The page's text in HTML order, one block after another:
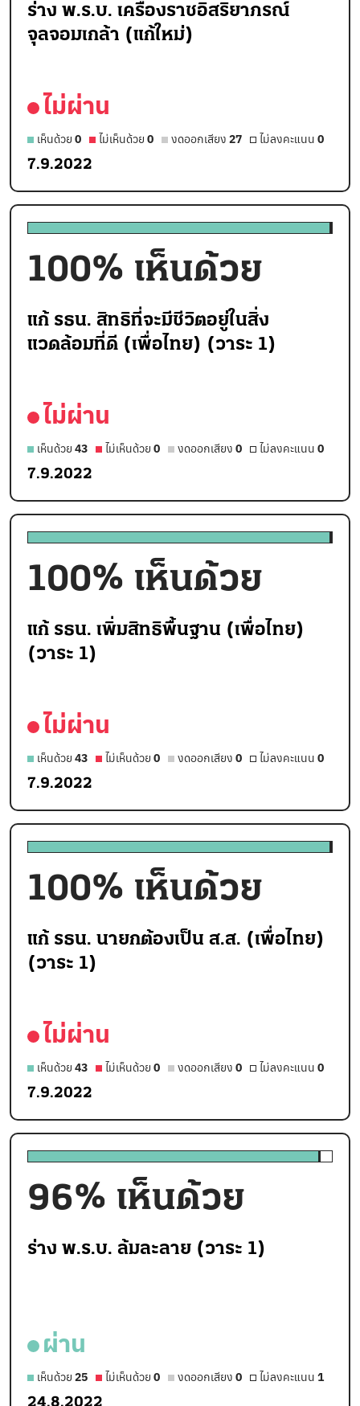
ร่าง พ.ร.บ. เครื่องราชอิสริยาภรณ์
จุลจอมเกล้า (แก้ใหม่)
ไม่ผ่าน
เห็นด้วย 0 ไม่เห็นด้วย 0 งดออกเสียง 27 ไม่ลงคะแนน 0
7.9.2022
100% เห็นด้วย
แก้ รธน. สิทธิที่จะมีชีวิตอยู่ในสิ่ง
แวดล้อมที่ดี (เพื่อไทย) (วาระ 1)
ไม่ผ่าน
เห็นด้วย 43 ไม่เห็นด้วย 0 งดออกเสียง 0 ไม่ลงคะแนน 0
7.9.2022
100% เห็นด้วย
แก้ รธน. เพิ่มสิทธิพื้นฐาน (เพื่อไทย)
(วาระ 1)
ไม่ผ่าน
เห็นด้วย 43 ไม่เห็นด้วย 0 งดออกเสียง 0 ไม่ลงคะแนน 0
7.9.2022
100% เห็นด้วย
แก้ รธน. นายกต้องเป็น ส.ส. (เพื่อไทย)
(วาระ 1)
ไม่ผ่าน
เห็นด้วย 43 ไม่เห็นด้วย 0 งดออกเสียง 0 ไม่ลงคะแนน 0
7.9.2022
96% เห็นด้วย
ร่าง พ.ร.บ. ล้มละลาย (วาระ 1)
ผ่าน
เห็นด้วย 25 ไม่เห็นด้วย 0 งดออกเสียง 0 ไม่ลงคะแนน 1